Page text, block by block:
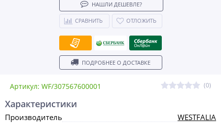
Артикул: WF/307567600001 (0)
НАШЛИ ДЕШЕВЛЕ?
СРАВНИТЬ ОТЛОЖИТЬ
ПОДРОБНЕЕ О ДОСТАВКЕ
Характеристики
Производитель
WESTFALIA